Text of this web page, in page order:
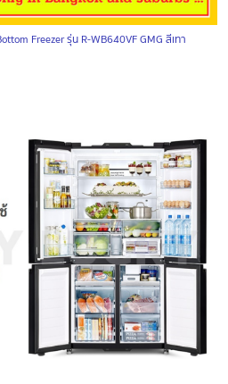
Freezer รุ่น R-WB640VF GMG สีเทา